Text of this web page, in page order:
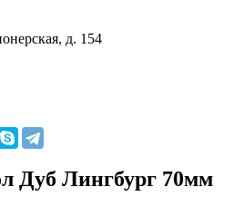
д. 154
Дуб Лингбург 70мм